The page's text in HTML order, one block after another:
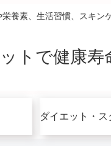
養素、生活習慣、スキン
トで健康寿